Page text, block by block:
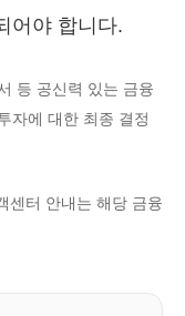
어야 합니다.
등 공신력 있는 금융
자에 대한 최종 결정
센터 안내는 해당 금융